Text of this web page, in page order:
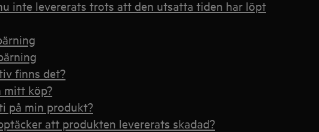
inte levererats trots att den utsatta tiden har löpt
finns det?
mitt köp?
på min produkt?
att produkten levererats skadad?